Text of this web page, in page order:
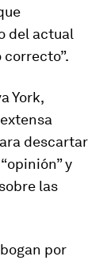
del actual
correcto”.
York,
descartar
y
las
por